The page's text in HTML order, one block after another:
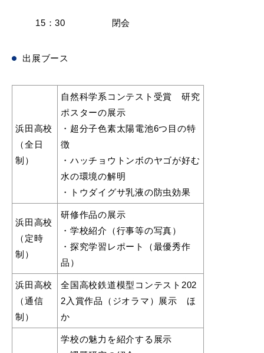
気象情報リンク集
目的別の
窓口案内
ダウンロード
15：30 閉会
出展ブース
浜田高校
（全日
制）
自然科学系コンテスト受賞 研究
ポスターの展示
・超分子色素太陽電池6つ目の特
徴
・ハッチョウトンボのヤゴが好む
水の環境の解明
・トウダイグサ乳液の防虫効果
浜田高校
（定時
制）
研修作品の展示
・学校紹介（行事等の写真）
・探究学習レポート（最優秀作
品）
浜田高校
（通信
制）
全国高校鉄道模型コンテスト202
2入賞作品（ジオラマ）展示 ほ
か
学校の魅力を紹介する展示